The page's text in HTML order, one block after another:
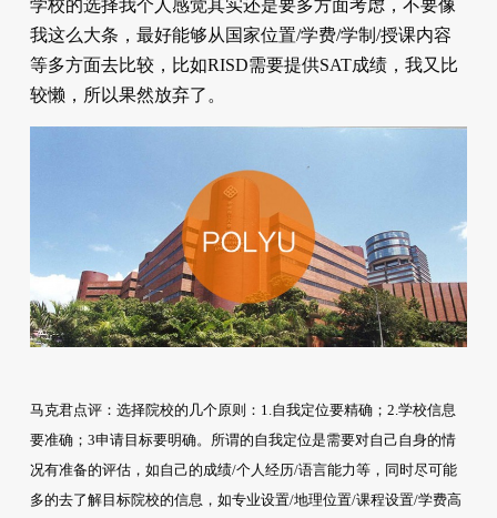
学校的选择我个人感觉其实还是要多方面考虑，不要像
我这么大条，最好能够从国家位置/学费/学制/授课内容
等多方面去比较，比如RISD需要提供SAT成绩，我又比
较懒，所以果然放弃了。
马克君点评：选择院校的几个原则：1.自我定位要精确；2.学校信息
要准确；3申请目标要明确。所谓的自我定位是需要对自己自身的情
况有准备的评估，如自己的成绩/个人经历/语言能力等，同时尽可能
多的去了解目标院校的信息，如专业设置/地理位置/课程设置/学费高